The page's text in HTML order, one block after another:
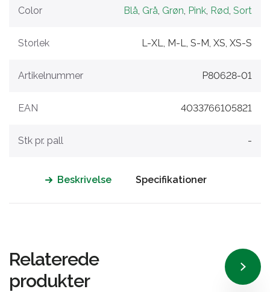
Color Blå, Grå, Grøn, Pink, Rød, Sort
Storlek L-XL, M-L, S-M, XS, XS-S
Artikelnummer P80628-01
EAN 4033766105821
Stk pr. pall -
Beskrivelse Specifikationer
Relaterede
produkter